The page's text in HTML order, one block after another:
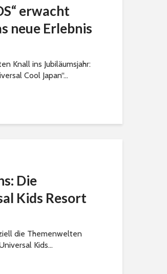
erwacht
neue Erlebnis
Knall ins Jubiläumsjahr:
Cool Japan“...
Die
Kids Resort
die Themenwelten
Kids...